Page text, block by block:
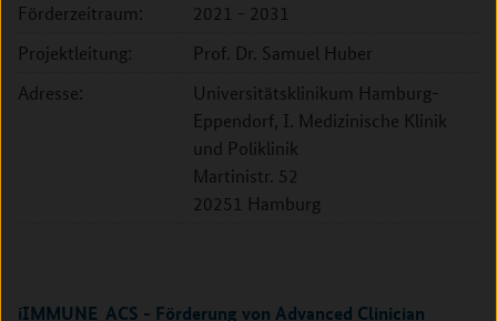
Förderzeitraum:
2021 - 2031
Projektleitung:
Prof. Dr. Samuel Huber
Adresse:
Universitätsklinikum Hamburg-
Eppendorf, I. Medizinische Klinik
und Poliklinik
Martinistr. 52
20251 Hamburg
iIMMUNE_ACS - Förderung von Advanced Clinician